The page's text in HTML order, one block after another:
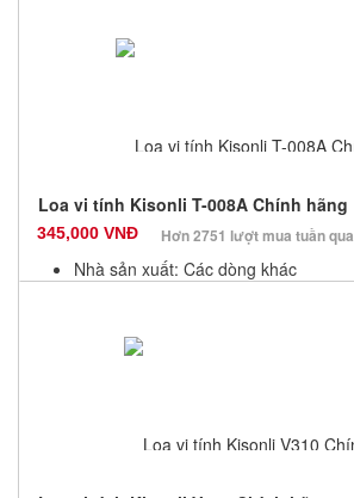
Số lượng: 100
Loa vi tính Kisonli T-008A Chính hãng
345,000 VNĐ Hơn 2751 lượt mua tuần qua
Nhà sản xuất: Các dòng khác
Số lượng: 100